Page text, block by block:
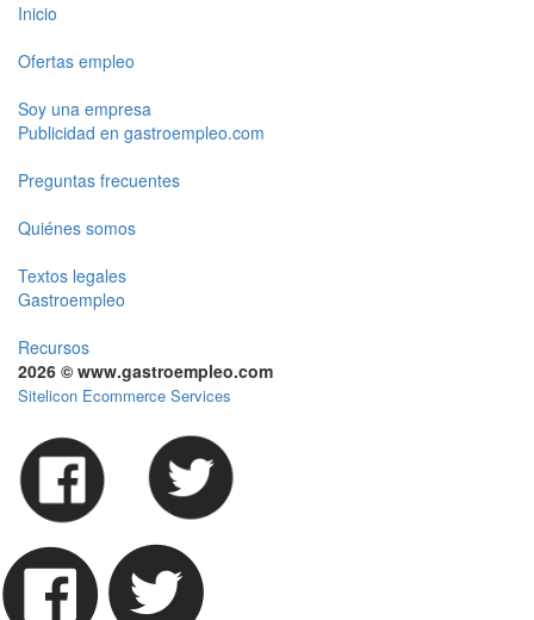
Inicio
Ofertas empleo
Soy una empresa
Publicidad en gastroempleo.com
Preguntas frecuentes
Quiénes somos
Textos legales
Gastroempleo
Recursos
2026 © www.gastroempleo.com
Sitelicon Ecommerce Services